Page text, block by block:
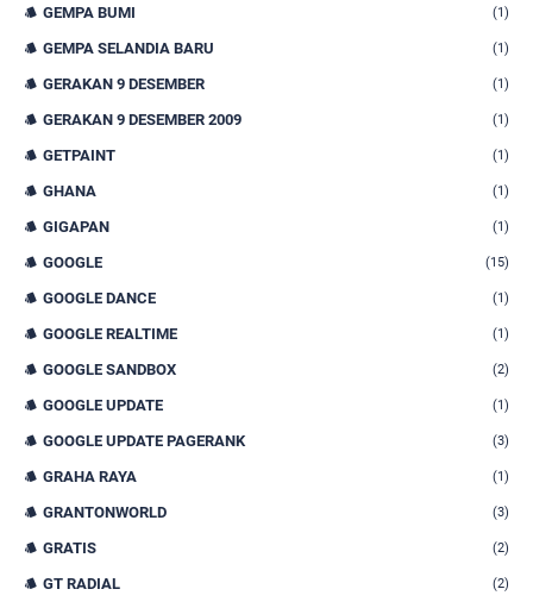
GEMPA BUMI (1)
GEMPA SELANDIA BARU (1)
GERAKAN 9 DESEMBER (1)
GERAKAN 9 DESEMBER 2009 (1)
GETPAINT (1)
GHANA (1)
GIGAPAN (1)
GOOGLE (15)
GOOGLE DANCE (1)
GOOGLE REALTIME (1)
GOOGLE SANDBOX (2)
GOOGLE UPDATE (1)
GOOGLE UPDATE PAGERANK (3)
GRAHA RAYA (1)
GRANTONWORLD (3)
GRATIS (2)
GT RADIAL (2)